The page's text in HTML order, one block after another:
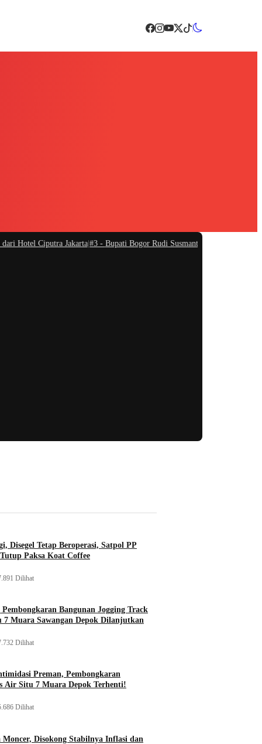
Ciputra Jakarta|#3 -Bupati Bogor Rudi Susmanto Meresmikan Pasar
Disegel Tetap Beroperasi, Satpol PP
Paksa Koat Coffee
Dilihat
Bangunan Jogging Track
Muara Sawangan Depok Dilanjutkan
Dilihat
Preman, Pembongkaran
Air Situ 7 Muara Depok Terhenti!
Dilihat
Disokong Stabilnya Inflasi dan